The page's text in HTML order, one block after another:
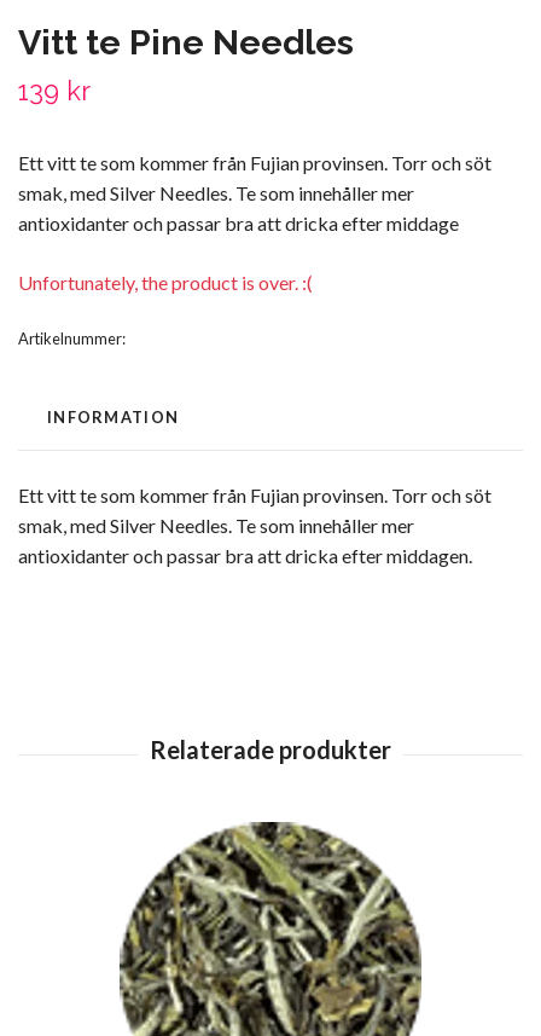
Vitt te Pine Needles
139 kr
Ett vitt te som kommer från Fujian provinsen. Torr och söt
smak, med Silver Needles. Te som innehåller mer
antioxidanter och passar bra att dricka efter middage
Unfortunately, the product is over. :(
Artikelnummer:
INFORMATION
Ett vitt te som kommer från Fujian provinsen. Torr och söt
smak, med Silver Needles. Te som innehåller mer
antioxidanter och passar bra att dricka efter middagen.